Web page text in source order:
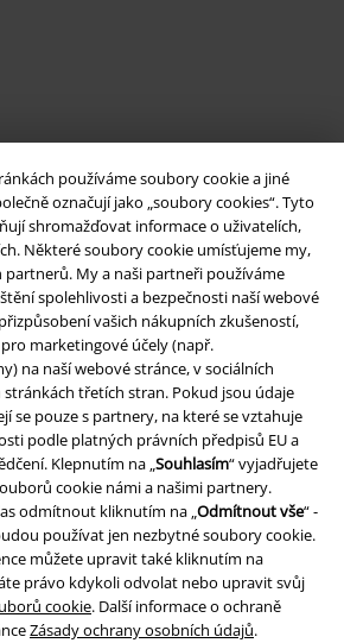
používáme soubory cookie a jiné
označují jako „soubory cookies“. Tyto
shromažďovat informace o uživatelích,
Některé soubory cookie umísťujeme my,
partnerů. My a naši partneři používáme
spolehlivosti a bezpečnosti naší webové
vašich nákupních zkušeností,
marketingové účely (např.
na naší webové stránce, v sociálních
třetích stran. Pokud jsou údaje
se pouze s partnery, na které se vztahuje
podle platných právních předpisů EU a
Klepnutím na „Souhlasím“ vyjadřujete
cookie námi a našimi partnery.
odmítnout kliknutím na „Odmítnout vše“ -
používat jen nezbytné soubory cookie.
můžete upravit také kliknutím na
právo kdykoli odvolat nebo upravit svůj
cookie. Další informace o ochraně
Zásady ochrany osobních údajů.
se součástí komunity!
Způsoby platby